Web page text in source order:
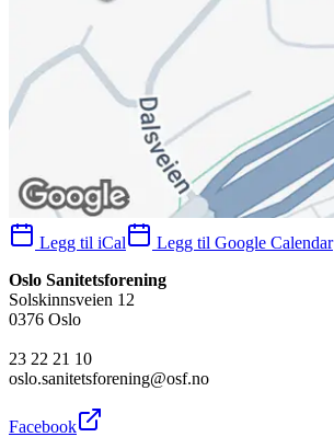
Legg til iCal
Legg til Google Calendar
Oslo Sanitetsforening
Solskinnsveien 12
0376 Oslo
23 22 21 10
oslo.sanitetsforening@osf.no
Facebook